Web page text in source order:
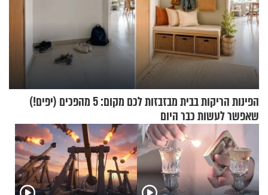
הפינות הריקות בבית מבזבזות לכם מקום: 5 מהפכים (יפים!)
שאפשר לעשות כבר היום